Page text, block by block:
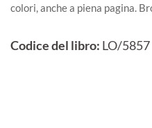
colori, anche a piena pagina.
Codice del libro: LO/5857